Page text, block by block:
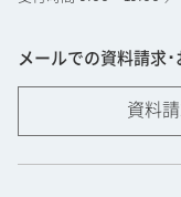
メールでの資料請求･
資料